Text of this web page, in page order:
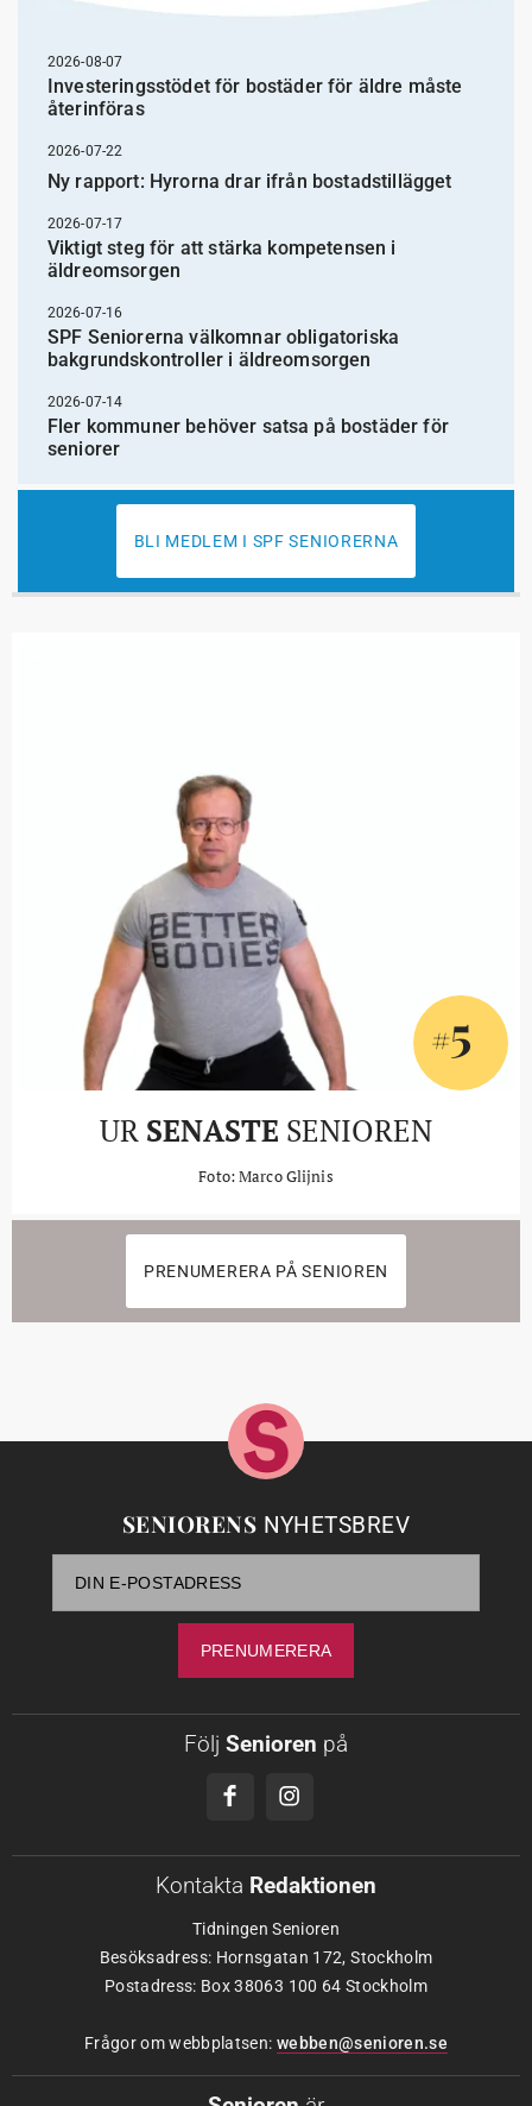
2026-08-07
Investeringsstödet för bostäder för äldre måste
återinföras
2026-07-22
Ny rapport: Hyrorna drar ifrån bostadstillägget
2026-07-17
Viktigt steg för att stärka kompetensen i
äldreomsorgen
2026-07-16
SPF Seniorerna välkomnar obligatoriska
bakgrundskontroller i äldreomsorgen
2026-07-14
Fler kommuner behöver satsa på bostäder för
seniorer
BLI MEDLEM I SPF SENIORERNA
#5
UR SENASTE SENIOREN
Foto: Marco Glijnis
PRENUMERERA PÅ SENIOREN
SENIORENS NYHETSBREV
Följ Senioren på
Kontakta Redaktionen
Tidningen Senioren
Besöksadress: Hornsgatan 172, Stockholm
Postadress: Box 38063 100 64 Stockholm
Frågor om webbplatsen: webben@senioren.se